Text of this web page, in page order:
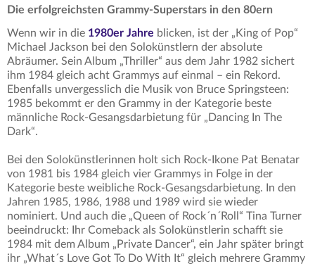
Die erfolgreichsten Grammy-Superstars in den 80ern
Wenn wir in die 1980er Jahre blicken, ist der „King of Pop“
Michael Jackson bei den Solokünstlern der absolute
Abräumer. Sein Album „Thriller“ aus dem Jahr 1982 sichert
ihm 1984 gleich acht Grammys auf einmal – ein Rekord.
Ebenfalls unvergesslich die Musik von Bruce Springsteen:
1985 bekommt er den Grammy in der Kategorie beste
männliche Rock-Gesangsdarbietung für „Dancing In The
Dark“.
Bei den Solokünstlerinnen holt sich Rock-Ikone Pat Benatar
von 1981 bis 1984 gleich vier Grammys in Folge in der
Kategorie beste weibliche Rock-Gesangsdarbietung. In den
Jahren 1985, 1986, 1988 und 1989 wird sie wieder
nominiert. Und auch die „Queen of Rock´n´Roll“ Tina Turner
beeindruckt: Ihr Comeback als Solokünstlerin schafft sie
1984 mit dem Album „Private Dancer“, ein Jahr später bringt
ihr „What´s Love Got To Do With It“ gleich mehrere Grammy